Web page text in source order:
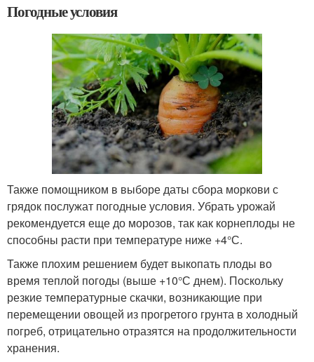
Погодные условия
Также помощником в выборе даты сбора моркови с
грядок послужат погодные условия. Убрать урожай
рекомендуется еще до морозов, так как корнеплоды не
способны расти при температуре ниже +4°С.
Также плохим решением будет выкопать плоды во
время теплой погоды (выше +10°С днем). Поскольку
резкие температурные скачки, возникающие при
перемещении овощей из прогретого грунта в холодный
погреб, отрицательно отразятся на продолжительности
хранения.